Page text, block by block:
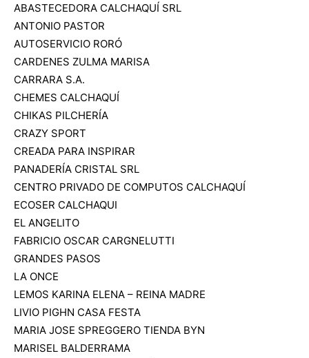
ABASTECEDORA CALCHAQUÍ SRL
ANTONIO PASTOR
AUTOSERVICIO RORÓ
CARDENES ZULMA MARISA
CARRARA S.A.
CHEMES CALCHAQUÍ
CHIKAS PILCHERÍA
CRAZY SPORT
CREADA PARA INSPIRAR
PANADERÍA CRISTAL SRL
CENTRO PRIVADO DE COMPUTOS CALCHAQUÍ
ECOSER CALCHAQUI
EL ANGELITO
FABRICIO OSCAR CARGNELUTTI
GRANDES PASOS
LA ONCE
LEMOS KARINA ELENA – REINA MADRE
LIVIO PIGHN CASA FESTA
MARIA JOSE SPREGGERO TIENDA BYN
MARISEL BALDERRAMA